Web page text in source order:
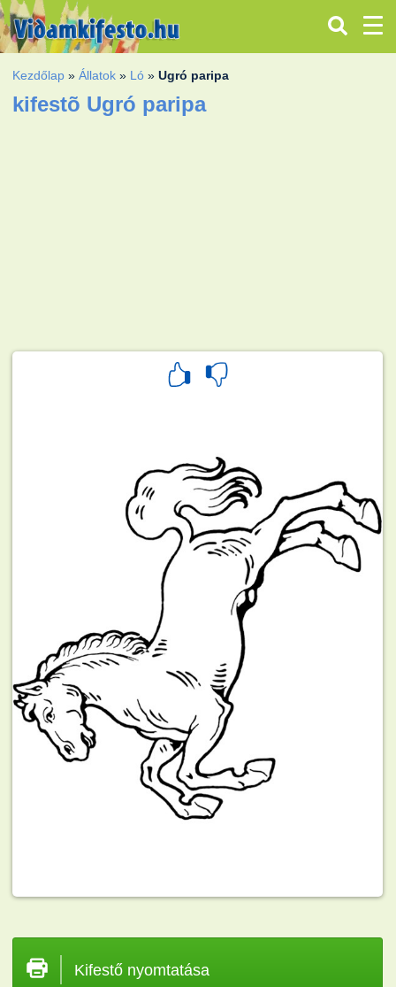
Kezdőlap »Állatok » Ló »Ugró paripa
kifestõ Ugró paripa
Kifestő nyomtatása